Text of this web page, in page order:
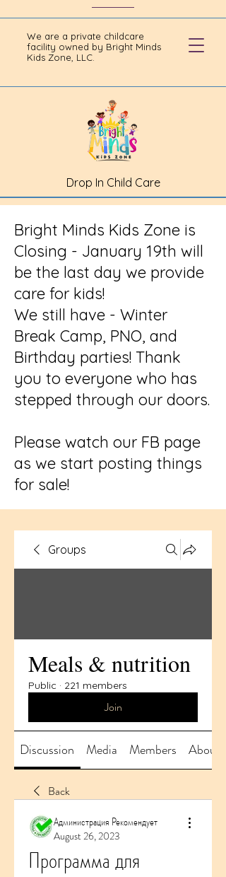
We are a private childcare
facility owned by Bright Minds
Kids Zone, LLC.
Drop In Child Care
Bright Minds Kids Zone is
Closing - January 19th will
be the last day we provide
care for kids!
We still have - Winter
Break Camp, PNO, and
Birthday parties! Thank
you to everyone who has
stepped through our doors.
Please watch our FB page
as we start posting things
for sale!
Groups
Meals & nutrition
Public · 221 members
Join
Discussion Media Members About
Back
Администрация Рекомендует
August 26, 2023
Программа для